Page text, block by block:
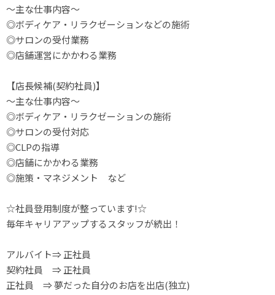
～主な仕事内容～
◎ボディケア・リラクゼーションなどの施術
◎サロンの受付業務
◎店舗運営にかかわる業務
【店長候補(契約社員)】
～主な仕事内容～
◎ボディケア・リラクゼーションの施術
◎サロンの受付対応
◎CLPの指導
◎店舗にかかわる業務
◎施策・マネジメント　など
☆社員登用制度が整っています!☆
毎年キャリアアップするスタッフが続出！
アルバイト⇒ 正社員
契約社員　⇒ 正社員
正社員　⇒ 夢だった自分のお店を出店(独立)